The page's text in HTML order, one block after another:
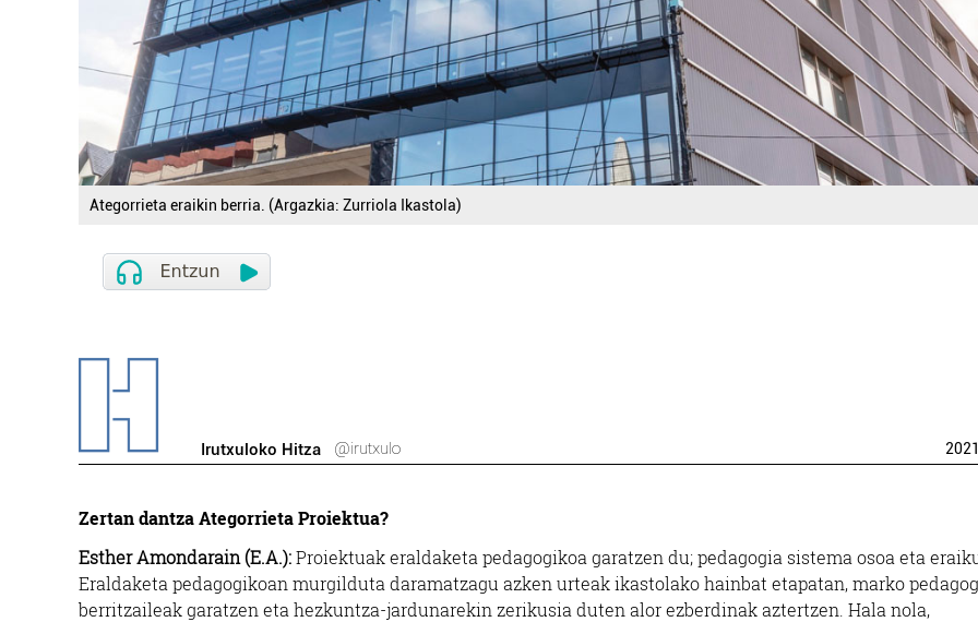
Ategorrieta eraikin berria. (Argazkia: Zurriola Ikastola)
Irutxuloko Hitza @irutxulo 2021
Zertan dantza Ategorrieta Proiektua?
Esther Amondarain (E.A.):Proiektuak eraldaketa pedagogikoa garatzen du; pedagogia sistema osoa eta
Eraldaketa pedagogikoan murgilduta daramatzagu azken urteak ikastolako hainbat etapatan, marko
berritzaileak garatzen eta hezkuntza-jardunarekin zerikusia duten alor ezberdinak aztertzen. Hala nola,